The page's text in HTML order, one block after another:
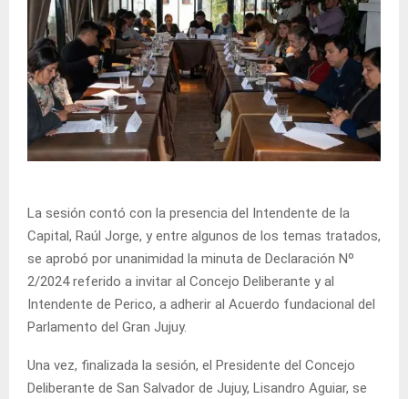
La sesión contó con la presencia del Intendente de la
Capital, Raúl Jorge, y entre algunos de los temas tratados,
se aprobó por unanimidad la minuta de Declaración Nº
2/2024 referido a invitar al Concejo Deliberante y al
Intendente de Perico, a adherir al Acuerdo fundacional del
Parlamento del Gran Jujuy.
Una vez, finalizada la sesión, el Presidente del Concejo
Deliberante de San Salvador de Jujuy, Lisandro Aguiar, se